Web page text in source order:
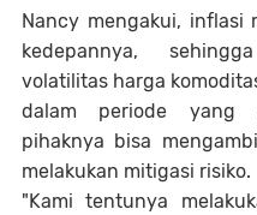
Nancy mengakui, inflasi
kedepannya,
volatilitas harga
dalam periode yang
pihaknya bisa
melakukan mitigasi risiko.
"Kami tentunya